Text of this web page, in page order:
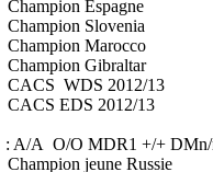
Espagne
Slovenia
Marocco
Gibraltar
2012/13
2012/13
A/A O/O MDR1 +/+ DMn/
jeune Russie